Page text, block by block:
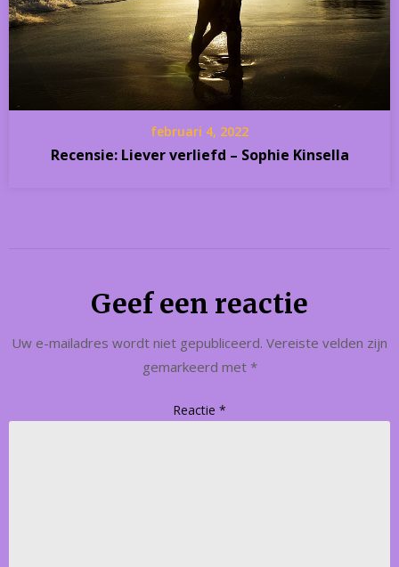
februari 4, 2022
Recensie: Liever verliefd – Sophie Kinsella
Geef een reactie
Uw e-mailadres wordt niet gepubliceerd. Vereiste velden zijn
gemarkeerd met *
Reactie *